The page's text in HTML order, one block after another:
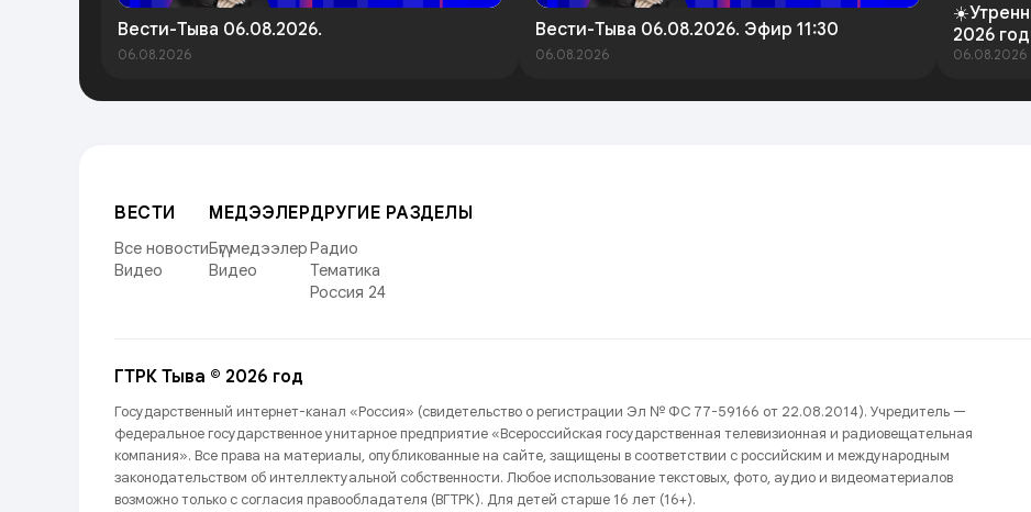
Вести-Тыва 06.08.2026.
06.08.2026
Вести-Тыва 06.08.2026. Эфир 11:30
06.08.2026
2026
06.08.2026
ВЕСТИ
Все новости
Видео
МЕДЭЭЛЕР
Бүгү медээлер
Видео
ДРУГИЕ РАЗДЕЛЫ
Радио
Тематика
Россия 24
ГТРК Тыва © 2026 год
Государственный интернет-канал «Россия» (свидетельство о регистрации Эл № ФС 77-59166 от 22.08.2014). Учредитель —
федеральное государственное унитарное предприятие «Всероссийская государственная телевизионная и радиовещательная
компания». Все права на материалы, опубликованные на сайте, защищены в соответствии с российским и международным
законодательством об интеллектуальной собственности. Любое использование текстовых, фото, аудио и видеоматериалов
возможно только с согласия правообладателя (ВГТРК). Для детей старше 16 лет (16+).